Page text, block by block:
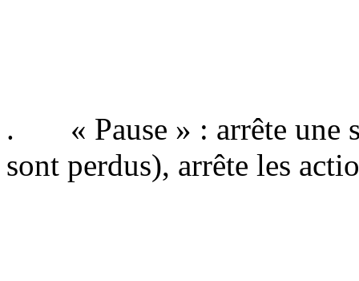
. « Pause » : arrête une
sont perdus), arrête les